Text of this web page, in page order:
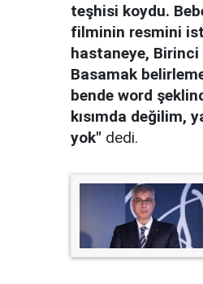
teşhisi koydu.
filminin resmini
hastaneye, Birinci
Basamak
bende word
kısımda değilim,
yok" dedi.